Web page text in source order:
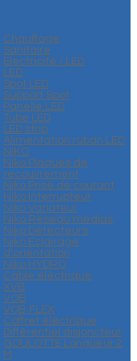
Chauffage
Sanitaire
Electricité / LED
LED
Spot LED
Support Spot
Panelle LED
Tube LED
LED strip
Alimentation ruban LED
NIKO
Niko Plaques de
recouvrement
Niko Prise de courant
Niko Interrupteur
Niko Variateur
Niko Réseau médias
Niko Détecteurs
Niko Eclairage
d'orientation
Niko HYDRO
Cable éléctrique
XVB
VOB
VOB FLEX
Coffret éléctrique
Différentiel disjoncteur
GOULOTTE Longueur 2
M